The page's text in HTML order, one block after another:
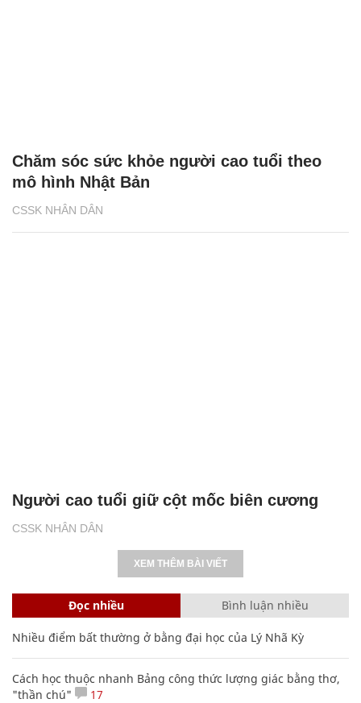
CSSK NHÂN DÂN
Chăm sóc sức khỏe người cao tuổi theo
mô hình Nhật Bản
CSSK NHÂN DÂN
Người cao tuổi giữ cột mốc biên cương
XEM THÊM BÀI VIẾT
Đọc nhiều Bình luận nhiều
Nhiều điểm bất thường ở bằng đại học của Lý Nhã Kỳ
Cách học thuộc nhanh Bảng công thức lượng giác bằng thơ,
"thần chú"
17